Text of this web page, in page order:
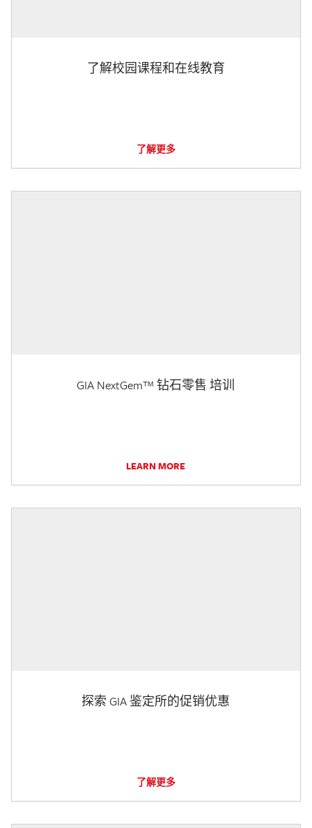
了解校园课程和在线教育
了解更多
GIA NextGem™ 钻石零售 培训
LEARN MORE
探索 GIA 鉴定所的促销优惠
了解更多